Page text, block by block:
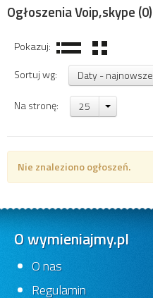
Ogłoszenia Voip,skype (0)
Pokazuj:
Sortuj wg:
Daty - najnowsze
Na stronę: 25
Nie znaleziono ogłoszeń.
O wymieniajmy.pl
O nas
Regulamin